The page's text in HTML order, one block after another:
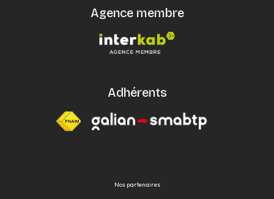
Agence membre
Adhérents
Nos partenaires